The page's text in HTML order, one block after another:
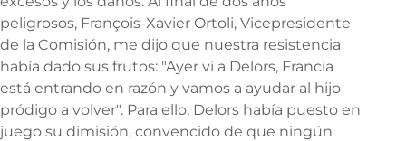
peligrosos, François-Xavier Ortoli, Vicepresidente
de la Comisión, me dijo que nuestra resistencia
había dado sus frutos: "Ayer vi a Delors, Francia
está entrando en razón y vamos a ayudar al hijo
pródigo a volver". Para ello, Delors había puesto en
juego su dimisión, convencido de que ningún